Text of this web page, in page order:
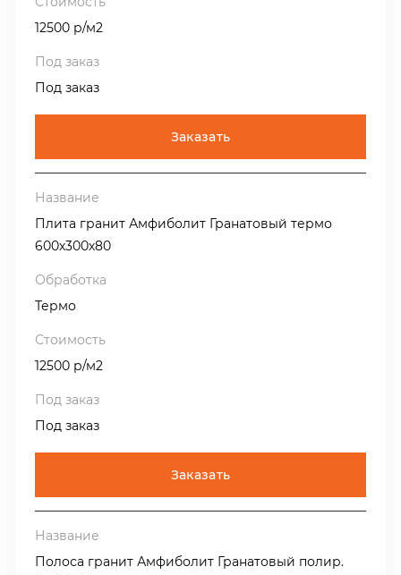
12500 р/м2
Под заказ
Заказать
Плита гранит Амфиболит Гранатовый термо
600х300х80
Термо
12500 р/м2
Под заказ
Заказать
Полоса гранит Амфиболит Гранатовый полир.